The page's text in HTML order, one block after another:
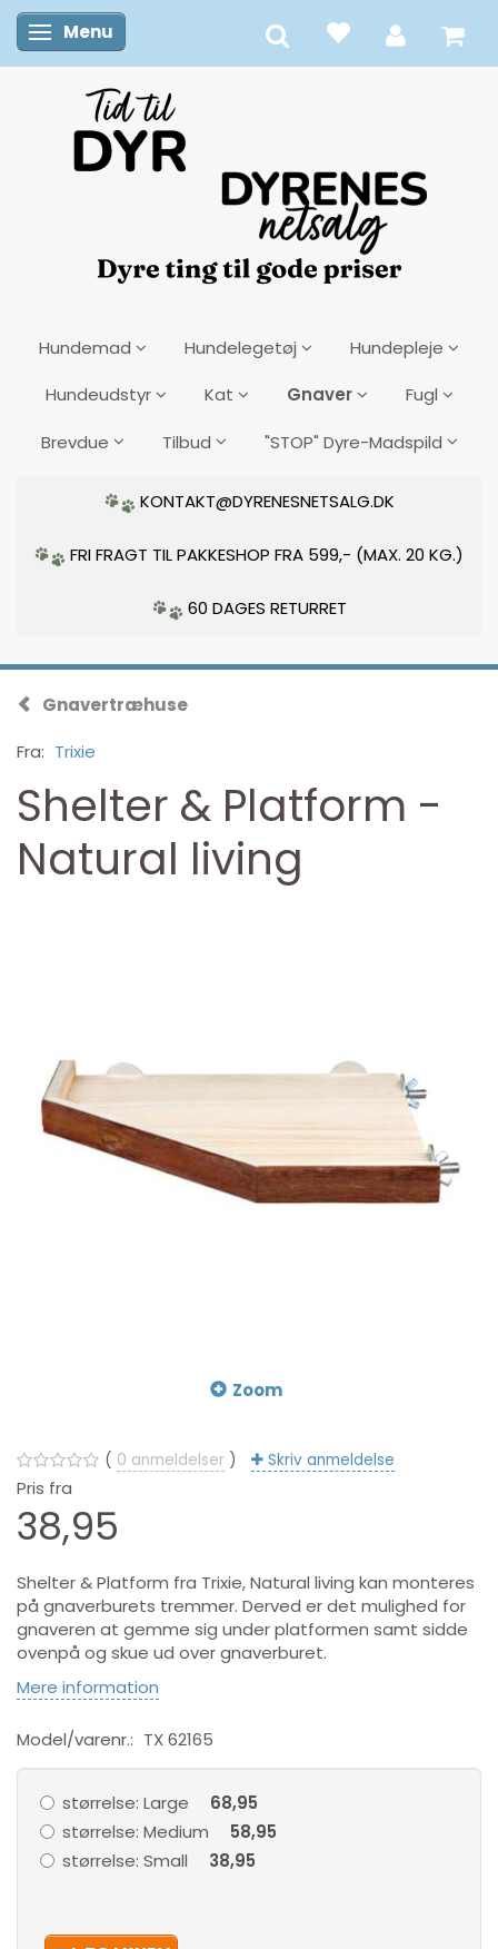
Skifte navigation
Menu
Hundemad Hundelegetøj Hundepleje
Hundeudstyr Kat Gnaver Fugl
Brevdue Tilbud "STOP" Dyre-Madspild
KONTAKT@DYRENESNETSALG.DK
FRI FRAGT TIL PAKKESHOP FRA 599,- (MAX. 20 KG.)
60 DAGES RETURRET
Gnavertræhuse
Fra: Trixie
Shelter & Platform -
Natural living
Zoom
0 anmeldelser Skriv anmeldelse
Pris fra
38,95
Shelter & Platform fra Trixie, Natural living kan monteres
på gnaverburets tremmer. Derved er det mulighed for
gnaveren at gemme sig under platformen samt sidde
ovenpå og skue ud over gnaverburet.
Mere information
Model/varenr.: TX 62165
størrelse: Large
68,95
størrelse: Medium
58,95
størrelse: Small 38,95